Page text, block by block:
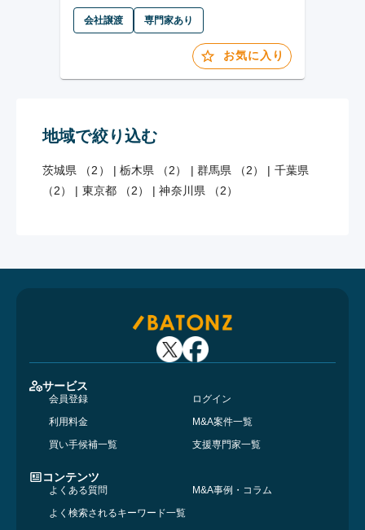
会社譲渡 専門家あり
お気に入り
地域で絞り込む
茨城県 （2） | 栃木県 （2） | 群馬県 （2） | 千葉県
（2）
| 東京都 （2） |神奈川県 （2）
サービス
会員登録
ログイン
利用料金
M&A案件一覧
買い手候補一覧
支援専門家一覧
コンテンツ
よくある質問
M&A事例・コラム
よく検索されるキーワード一覧